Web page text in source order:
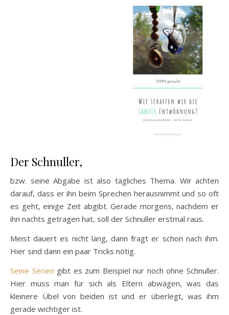
Der Schnuller,
bzw. seine Abgabe ist also tägliches Thema. Wir achten
darauf, dass er ihn beim Sprechen herausnimmt und so oft
es geht, einige Zeit abgibt. Gerade morgens, nachdem er
ihn nachts getragen hat, soll der Schnuller erstmal raus.
Meist dauert es nicht lang, dann fragt er schon nach ihm.
Hier sind dann ein paar Tricks nötig.
Seine Serien gibt es zum Beispiel nur noch ohne Schnuller.
Hier muss man für sich als Eltern abwägen, was das
kleinere Übel von beiden ist und er überlegt, was ihm
gerade wichtiger ist.